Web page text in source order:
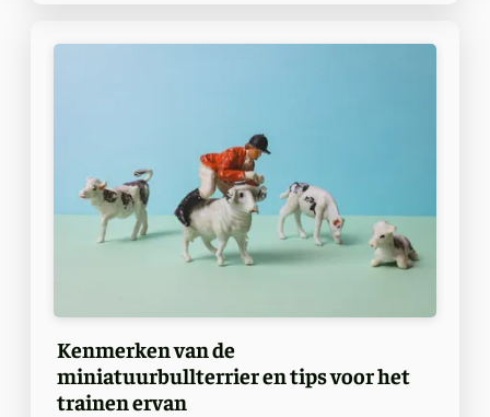
Kenmerken van de
miniatuurbullterrier en tips voor het
trainen ervan